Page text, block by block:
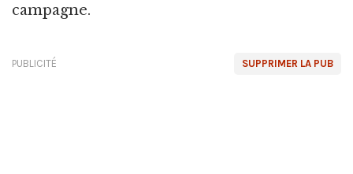
campagne.
SUPPRIMER LA PUB
PUBLICITÉ